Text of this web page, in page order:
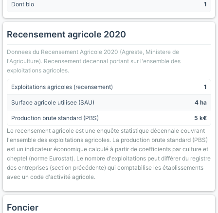
Dont bio 1
Recensement agricole 2020
Donnees du Recensement Agricole 2020 (Agreste, Ministere de
l'Agriculture). Recensement decennal portant sur l'ensemble des
exploitations agricoles.
Exploitations agricoles (recensement) 1
Surface agricole utilisee (SAU) 4 ha
Production brute standard (PBS)
5 k€
Le recensement agricole est une enquête statistique décennale couvrant
l'ensemble des exploitations agricoles. La production brute standard (PBS)
est un indicateur économique calculé à partir de coefficients par culture et
cheptel (norme Eurostat). Le nombre d'exploitations peut différer du registre
des entreprises (section précédente) qui comptabilise les établissements
avec un code d'activité agricole.
Foncier